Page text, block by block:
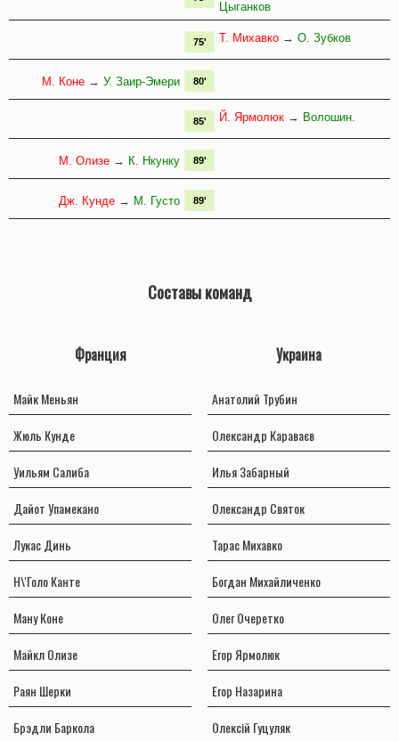
Цыганков
Т. Михавко → О. Зубков
75'
М. Коне → У. Заир-Эмери 80'
Й. Ярмолюк → Волошин.
85'
М. Олизе → К. Нкунку 89'
Дж. Кунде → М. Густо 89'
Составы команд
Франция
Майк Меньян
Жюль Кунде
Уильям Салиба
Дайот Упамекано
Лукас Динь
Н\'Голо Канте
Ману Коне
Майкл Олизе
Раян Шерки
Брэдли Баркола
Украина
Анатолий Трубин
Олександр Караваєв
Илья Забарный
Олександр Святок
Тарас Михавко
Богдан Михайличенко
Олег Очеретко
Егор Ярмолюк
Егор Назарина
Олексій Гуцуляк